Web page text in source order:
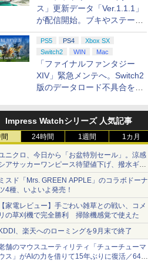
ス」更新データ「Ver.1.1.1」
が配信開始。ブキやステージ
に関する不具合を修正
PS5 PS4
Xbox SX
Switch2
WIN Mac
「ファイナルファンタジー
XIV」緊急メンテへ。Switch2
版のデータロード不具合を最
Impress Watchシリーズ 人気記事
24時間 1週間 1カ月
ニクロ、今日から「お盆特別セール」。涼感
アサッカーワンピース待望値下げ、撥水ギア
ョーツは1990円に
スド「Mrs. GREEN APPLE」のコラボドーナ
4種、いよいよ発売！
家電レビュー】手ごわい雑草との戦い、コメ
の草刈機で完全勝利 掃除機感覚で使えた
、楽天へのローミングを9月末で終了
舗のマウスユーティリティ「チューチューマ
ス」がAIの力を借りて15年ぶりに復活／64bit